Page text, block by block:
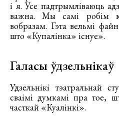
і я. Усе падтрымліваюць
важна. Мы самі робім
вобразам. Гэта вельмі
што «Купалінка» існуе».
Галасы ўдзельнікаў
Удзельнікі тэатральнай
сваімі думкамі пра тое,
часткай «Куалінкі».